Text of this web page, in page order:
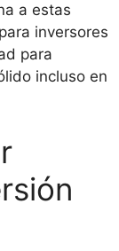
a estas
inversores
para
incluso en